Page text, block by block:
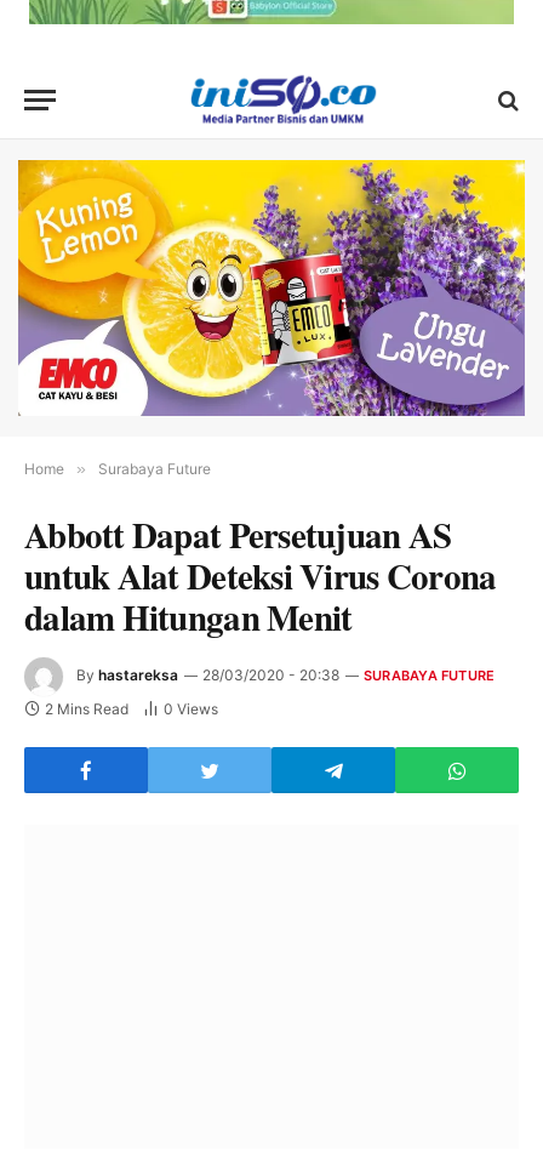
Home » Surabaya Future
Abbott Dapat Persetujuan AS
untuk Alat Deteksi Virus Corona
dalam Hitungan Menit
By hastareksa 28/03/2020 - 20:38 SURABAYA FUTURE
2 Mins Read 0 Views